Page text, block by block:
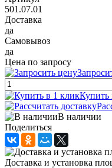
501.07.01
Доставка
да
Самовывоз
да
Цена по запросу
Купить
В наличии
Поделиться
Доставка и установка